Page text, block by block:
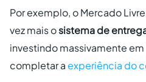
Por exemplo, o Mercado
vez mais osistema de
investindo massivamente
completar a experiência do